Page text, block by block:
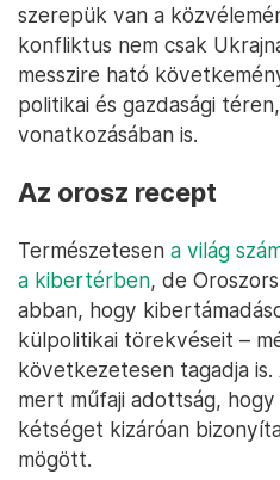
szerepük van a
konfliktus nem csak
messzire ható
politikai és gazdasági
vonatkozásában is.
Az orosz recept
Természetesen a világ
a kibertérben, de
abban, hogy
külpolitikai törekvéseit –
következetesen tagadja
mert műfaji adottság,
kétséget kizáróan
mögött.